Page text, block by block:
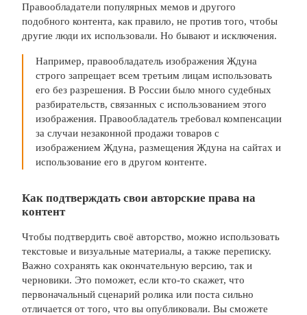
Правообладатели популярных мемов и другого
подобного контента, как правило, не против того, чтобы
другие люди их использовали. Но бывают и исключения.
Например, правообладатель изображения Ждуна
строго запрещает всем третьим лицам использовать
его без разрешения. В России было много судебных
разбирательств, связанных с использованием этого
изображения. Правообладатель требовал компенсации
за случаи незаконной продажи товаров с
изображением Ждуна, размещения Ждуна на сайтах и
использование его в другом контенте.
Как подтверждать свои авторские права на
контент
Чтобы подтвердить своё авторство, можно использовать
текстовые и визуальные материалы, а также переписку.
Важно сохранять как окончательную версию, так и
черновики. Это поможет, если кто-то скажет, что
первоначальный сценарий ролика или поста сильно
отличается от того, что вы опубликовали. Вы сможете